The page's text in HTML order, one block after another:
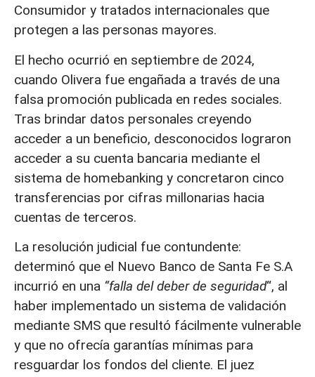
Consumidor y tratados internacionales que
protegen a las personas mayores.
El hecho ocurrió en septiembre de 2024,
cuando Olivera fue engañada a través de una
falsa promoción publicada en redes sociales.
Tras brindar datos personales creyendo
acceder a un beneficio, desconocidos lograron
acceder a su cuenta bancaria mediante el
sistema de homebanking y concretaron cinco
transferencias por cifras millonarias hacia
cuentas de terceros.
La resolución judicial fue contundente:
determinó que el Nuevo Banco de Santa Fe S.A
incurrió en una “falla del deber de seguridad“, al
haber implementado un sistema de validación
mediante SMS que resultó fácilmente vulnerable
y que no ofrecía garantías mínimas para
resguardar los fondos del cliente. El juez